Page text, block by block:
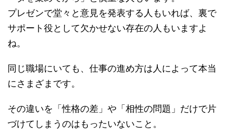
プレゼンで堂々と意見を発表する人もいれば、裏で
サポート役として欠かせない存在の人もいますよ
ね。
同じ職場にいても、仕事の進め方は人によって本当
にさまざまです。
その違いを「性格の差」や「相性の問題」だけで片
づけてしまうのはもったいないこと。